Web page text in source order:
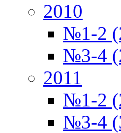
2010
№1-2
№3-4
2011
№1-2
№3-4